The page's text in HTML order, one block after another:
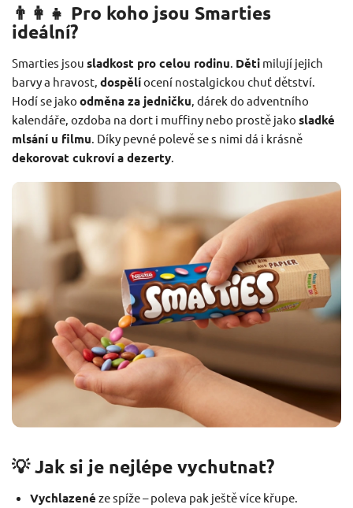
👨‍👩‍👧 Pro koho jsou Smarties
ideální?
Smarties jsou sladkost pro celou rodinu Děti milují jejich
barvy a hravost, dospělíocení nostalgickou chuť dětství.
Hodí se jako odměna za jedničku , dárek do adventního
kalendáře, ozdoba na dort i muffiny nebo prostě jako sladké
mlsání u filmu . Díky pevné polevě se s nimi dá i krásně
dekorovat cukroví a dezerty
💡 Jak si je nejlépe vychutnat?
Vychlazené ze spíže – poleva pak ještě více křupe.